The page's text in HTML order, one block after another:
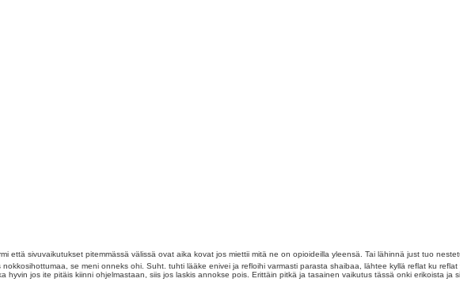
että sivuvaikutukset pitemmässä välissä ovat aika kovat jos miettii mitä ne on opioideilla yleensä. Tai lähinnä just tuo
se meni onneks ohi. Suht. tuhti lääke enivei ja refloihi varmasti parasta shaibaa, lähtee kyllä reflat ku reflat
hyvin jos ite pitäis kiinni ohjelmastaan, siis jos laskis annokse pois. Erittäin pitkä ja tasainen vaikutus tässä onki erikoista ja